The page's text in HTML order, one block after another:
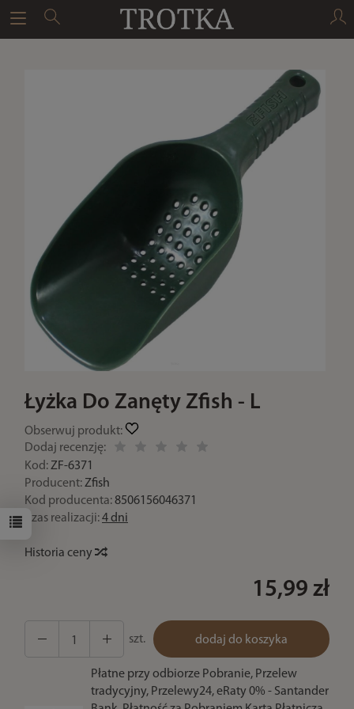
Łyżka Do Zanęty Zfish - L
Obserwuj produkt:
Dodaj recenzję:
Kod:ZF-6371
Producent:Zfish
Kod producenta:8506156046371
Czas realizacji:4 dni
Historia ceny
15,99 zł
szt. dodaj do koszyka
Płatne przy odbiorze Pobranie, Przelew
tradycyjny, Przelewy24, eRaty 0% - Santander